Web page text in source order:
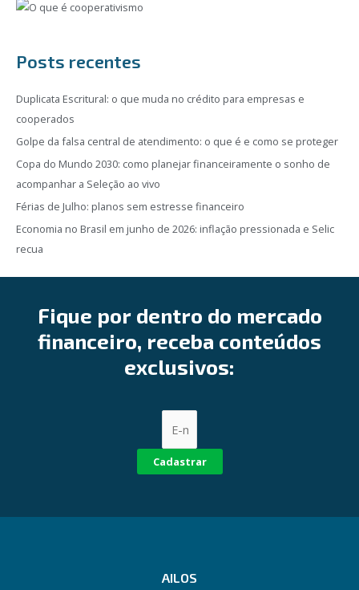
Posts recentes
Duplicata Escritural: o que muda no crédito para empresas e
cooperados
Golpe da falsa central de atendimento: o que é e como se proteger
Copa do Mundo 2030: como planejar financeiramente o sonho de
acompanhar a Seleção ao vivo
Férias de Julho: planos sem estresse financeiro
Economia no Brasil em junho de 2026: inflação pressionada e Selic
recua
Fique por dentro do mercado
financeiro, receba conteúdos
exclusivos:
Cadastrar
AILOS